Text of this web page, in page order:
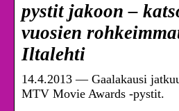
pystit jakoon –
vuosien
Iltalehti
14.4.2013 — Gaalakausi
MTV Movie Awards -pystit.